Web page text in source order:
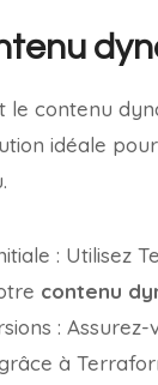
contenu
idéale
: Utilisez
contenu
:
à